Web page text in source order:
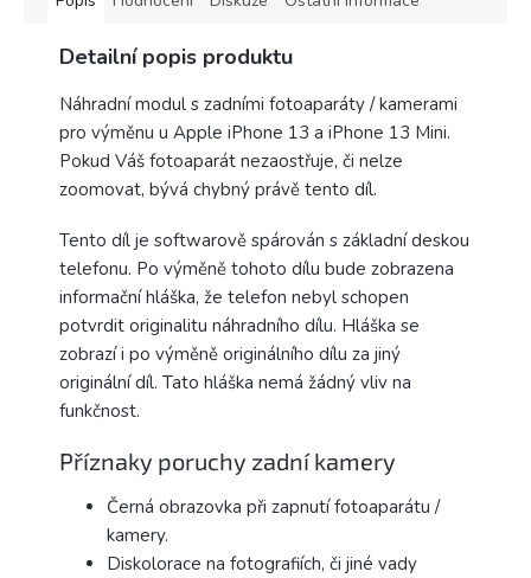
Detailní popis produktu
Náhradní modul s zadními fotoaparáty / kamerami
pro výměnu u Apple iPhone 13 a iPhone 13 Mini.
Pokud Váš fotoaparát nezaostřuje, či nelze
zoomovat, bývá chybný právě tento díl.
Tento díl je softwarově spárován s základní deskou
telefonu. Po výměně tohoto dílu bude zobrazena
informační hláška, že telefon nebyl schopen
potvrdit originalitu náhradního dílu. Hláška se
zobrazí i po výměně originálního dílu za jiný
originální díl. Tato hláška nemá žádný vliv na
funkčnost.
Příznaky poruchy zadní kamery
Černá obrazovka při zapnutí fotoaparátu /
kamery.
Diskolorace na fotografiích, či jiné vady